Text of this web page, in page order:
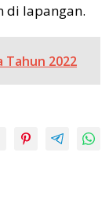
di lapangan.
Tahun 2022